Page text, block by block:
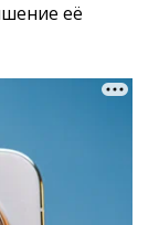
её